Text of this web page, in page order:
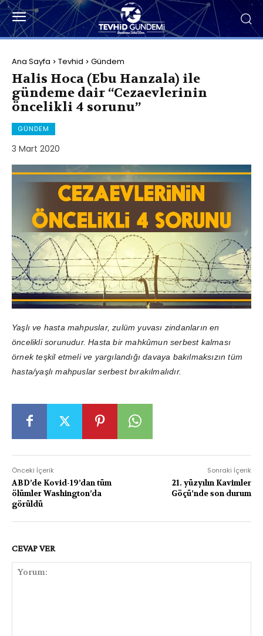
Ana Sayfa Tevhid Gündem
Halis Hoca (Ebu Hanzala) ile
gündeme dair “Cezaevlerinin
öncelikli 4 sorunu”
GÜNDEM
3 Mart 2020
Yaşlı ve hasta mahpuslar, zulüm yuvası zindanların en
öncelikli sorunudur. Hasta bir mahkûmun serbest kalması
örnek teşkil etmeli ve yargılandığı davaya bakılmaksızın tüm
hasta/yaşlı mahpuslar serbest bırakılmalıdır.
Önceki İçerik
ABD’de Kovid-19’dan tüm
ölümler Washington’da
görüldü
Sonraki İçerik
21. yüzyılın Kavimler
Göçü’nde son durum
CEVAP VER